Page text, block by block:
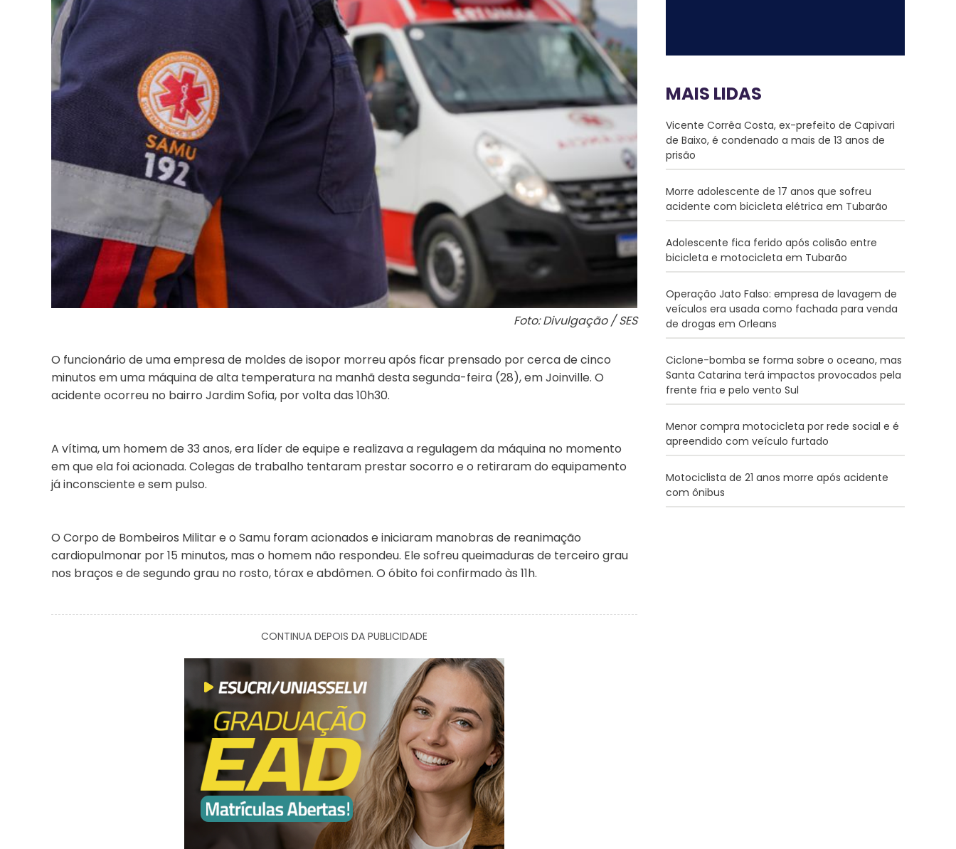
Foto: Divulgação / SES
O funcionário de uma empresa de moldes de isopor morreu após ficar prensado por cerca de cinco
minutos em uma máquina de alta temperatura na manhã desta segunda-feira (28), em Joinville. O
acidente ocorreu no bairro Jardim Sofia, por volta das 10h30.
A vítima, um homem de 33 anos, era líder de equipe e realizava a regulagem da máquina no momento
em que ela foi acionada. Colegas de trabalho tentaram prestar socorro e o retiraram do equipamento
já inconsciente e sem pulso.
O Corpo de Bombeiros Militar e o Samu foram acionados e iniciaram manobras de reanimação
cardiopulmonar por 15 minutos, mas o homem não respondeu. Ele sofreu queimaduras de terceiro grau
nos braços e de segundo grau no rosto, tórax e abdômen. O óbito foi confirmado às 11h.
CONTINUA DEPOIS DA PUBLICIDADE
MAIS LIDAS
Vicente Corrêa Costa, ex-prefeito de Capivari
de Baixo, é condenado a mais de 13 anos de
prisão
Morre adolescente de 17 anos que sofreu
acidente com bicicleta elétrica em Tubarão
Adolescente fica ferido após colisão entre
bicicleta e motocicleta em Tubarão
Operação Jato Falso: empresa de lavagem de
veículos era usada como fachada para venda
de drogas em Orleans
Ciclone-bomba se forma sobre o oceano, mas
Santa Catarina terá impactos provocados pela
frente fria e pelo vento Sul
Menor compra motocicleta por rede social e é
apreendido com veículo furtado
Motociclista de 21 anos morre após acidente
com ônibus